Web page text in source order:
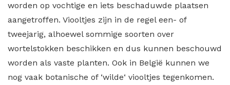
worden op vochtige en iets beschaduwde plaatsen
aangetroffen. Viooltjes zijn in de regel een- of
tweejarig, alhoewel sommige soorten over
wortelstokken beschikken en dus kunnen beschouwd
worden als vaste planten. Ook in België kunnen we
nog vaak botanische of ‘wilde‘ viooltjes tegenkomen.